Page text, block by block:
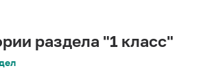
раздела "1 класс"